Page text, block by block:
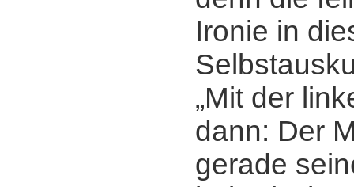
Ironie in
„Mit der
dann: Der
gerade